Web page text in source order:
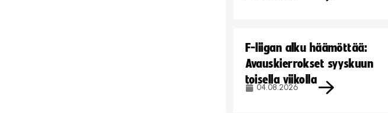
F-liigan alku häämöttää:
Avauskierrokset syyskuun
toisella viikolla
04.08.2026